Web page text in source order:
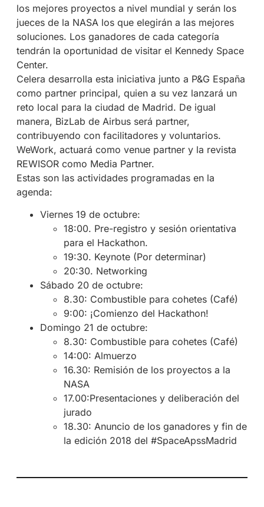
los mejores proyectos a nivel mundial y serán los
jueces de la NASA los que elegirán a las mejores
soluciones. Los ganadores de cada categoría
tendrán la oportunidad de visitar el Kennedy Space
Center.
Celera desarrolla esta iniciativa junto a P&G España
como partner principal, quien a su vez lanzará un
reto local para la ciudad de Madrid. De igual
manera, BizLab de Airbus será partner,
contribuyendo con facilitadores y voluntarios.
WeWork, actuará como venue partner y la revista
REWISOR como Media Partner.
Estas son las actividades programadas en la
agenda:
Viernes 19 de octubre:
18:00. Pre-registro y sesión orientativa
para el Hackathon.
19:30. Keynote (Por determinar)
20:30. Networking
Sábado 20 de octubre:
8.30: Combustible para cohetes (Café)
9:00: ¡Comienzo del Hackathon!
Domingo 21 de octubre:
8.30: Combustible para cohetes (Café)
14:00: Almuerzo
16.30: Remisión de los proyectos a la
NASA
17.00:Presentaciones y deliberación del
jurado
18.30: Anuncio de los ganadores y fin de
la edición 2018 del #SpaceApssMadrid